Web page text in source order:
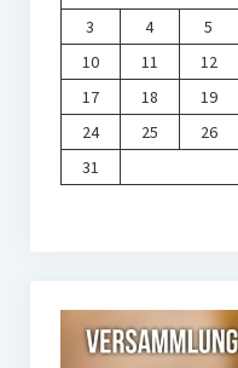
3
4 5
10
11 12
17
18 19
24
25 26
31